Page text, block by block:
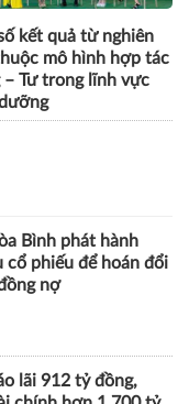
kết quả từ nghiên
mô hình hợp tác
– Tư trong lĩnh vực
Bình phát hành
cổ phiếu để hoán đổi
nợ
lãi 912 tỷ đồng,